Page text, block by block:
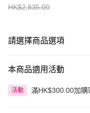
HK$2,835.00
請選擇商品選項
本商品適用活動
活動 滿HK$300.00加購